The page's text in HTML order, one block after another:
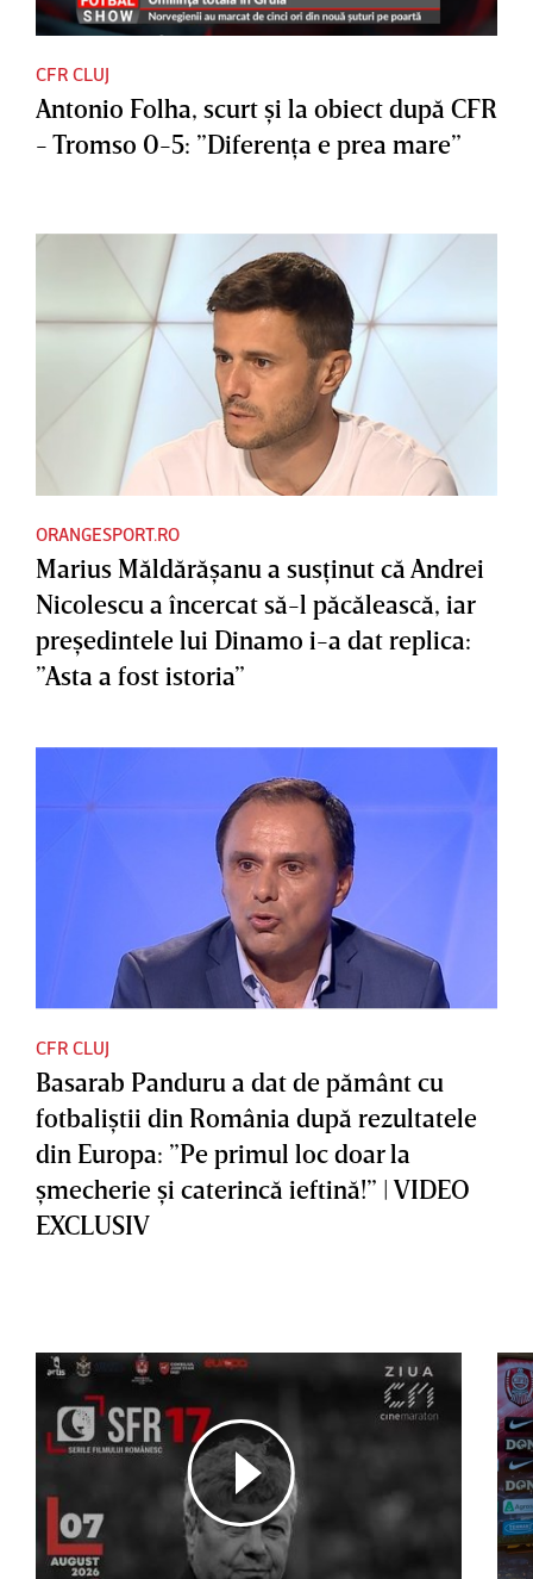
CFR CLUJ
Antonio Folha, scurt şi la obiect după CFR
- Tromso 0-5: ”Diferenţa e prea mare”
ORANGESPORT.RO
Marius Măldărăşanu a susţinut că Andrei
Nicolescu a încercat să-l păcălească, iar
preşedintele lui Dinamo i-a dat replica:
”Asta a fost istoria”
CFR CLUJ
Basarab Panduru a dat de pământ cu
fotbaliştii din România după rezultatele
din Europa: ”Pe primul loc doar la
şmecherie şi caterincă ieftină!” | VIDEO
EXCLUSIV